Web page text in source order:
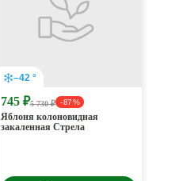
–42 °
745 ₽5 730 ₽ - 87 %
Яблоня колоновидная
закаленная Стрела